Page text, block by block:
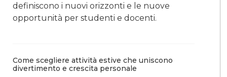
definiscono i nuovi orizzonti e le nuove
opportunità per studenti e docenti.
Come scegliere attività estive che uniscono
divertimento e crescita personale